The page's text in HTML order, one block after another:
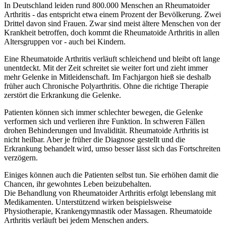
In Deutschland leiden rund 800.000 Menschen an Rheumatoider
Arthritis - das entspricht etwa einem Prozent der Bevölkerung. Zwei
Drittel davon sind Frauen. Zwar sind meist ältere Menschen von der
Krankheit betroffen, doch kommt die Rheumatoide Arthritis in allen
Altersgruppen vor - auch bei Kindern.
Eine Rheumatoide Arthritis verläuft schleichend und bleibt oft lange
unentdeckt. Mit der Zeit schreitet sie weiter fort und zieht immer
mehr Gelenke in Mitleidenschaft. Im Fachjargon hieß sie deshalb
früher auch Chronische Polyarthritis. Ohne die richtige Therapie
zerstört die Erkrankung die Gelenke.
Patienten können sich immer schlechter bewegen, die Gelenke
verformen sich und verlieren ihre Funktion. In schweren Fällen
drohen Behinderungen und Invalidität. Rheumatoide Arthritis ist
nicht heilbar. Aber je früher die Diagnose gestellt und die
Erkrankung behandelt wird, umso besser lässt sich das Fortschreiten
verzögern.
Einiges können auch die Patienten selbst tun. Sie erhöhen damit die
Chancen, ihr gewohntes Leben beizubehalten.
Die Behandlung von Rheumatoider Arthritis erfolgt lebenslang mit
Medikamenten. Unterstützend wirken beispielsweise
Physiotherapie, Krankengymnastik oder Massagen. Rheumatoide
Arthritis verläuft bei jedem Menschen anders.